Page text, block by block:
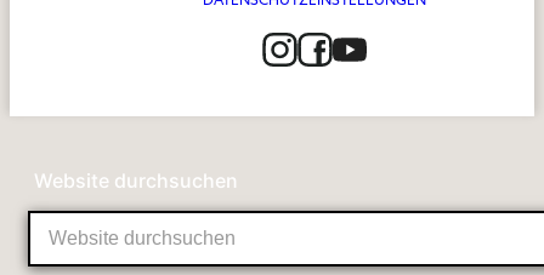
Website durchsuchen